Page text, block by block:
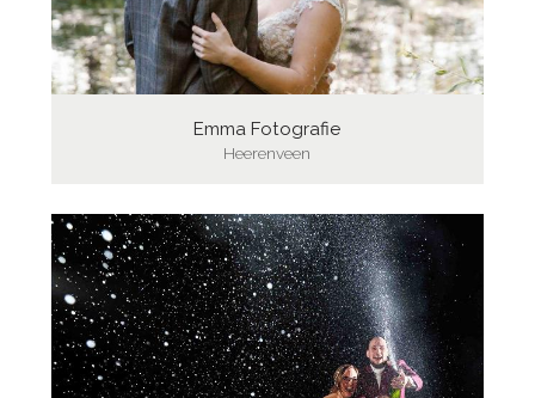
Emma Fotografie
Heerenveen